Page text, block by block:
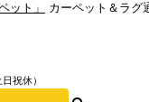
カーペット＆ラグ
祝休）